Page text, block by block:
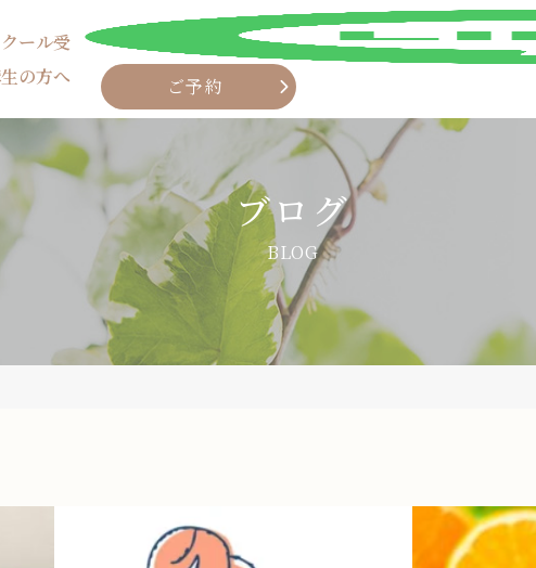
LINE
ール受
の方へ
ご予約
ブログ
BLOG